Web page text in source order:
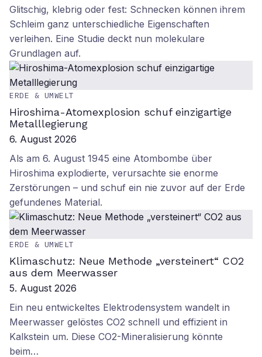
Glitschig, klebrig oder fest: Schnecken können ihrem
Schleim ganz unterschiedliche Eigenschaften
verleihen. Eine Studie deckt nun molekulare
Grundlagen auf.
ERDE & UMWELT
Hiroshima-Atomexplosion schuf einzigartige
Metalllegierung
6. August 2026
Als am 6. August 1945 eine Atombombe über
Hiroshima explodierte, verursachte sie enorme
Zerstörungen – und schuf ein nie zuvor auf der Erde
gefundenes Material.
ERDE & UMWELT
Klimaschutz: Neue Methode „versteinert“ CO2
aus dem Meerwasser
5. August 2026
Ein neu entwickeltes Elektrodensystem wandelt in
Meerwasser gelöstes CO2 schnell und effizient in
Kalkstein um. Diese CO2-Mineralisierung könnte
beim…